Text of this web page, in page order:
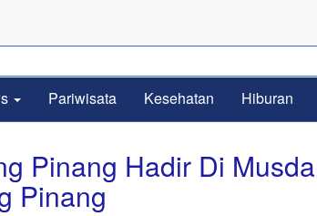
Pariwisata Kesehatan Hiburan
Pinang Hadir Di
Pinang